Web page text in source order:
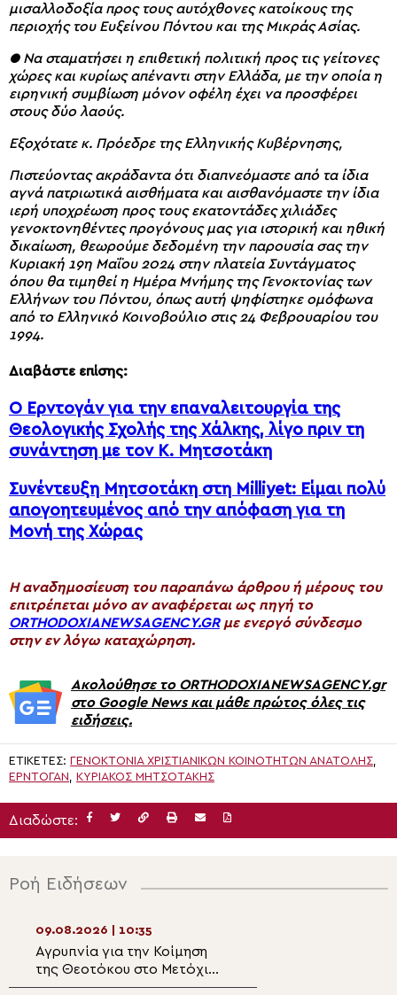
μισαλλοδοξία προς τους αυτόχθονες κατοίκους της
περιοχής του Ευξείνου Πόντου και της Μικράς Ασίας.
● Να σταματήσει η επιθετική πολιτική προς τις γείτονες
χώρες και κυρίως απέναντι στην Ελλάδα, με την οποία η
ειρηνική συμβίωση μόνον οφέλη έχει να προσφέρει
στους δύο λαούς.
Εξοχότατε κ. Πρόεδρε της Ελληνικής Κυβέρνησης,
Πιστεύοντας ακράδαντα ότι διαπνεόμαστε από τα ίδια
αγνά πατριωτικά αισθήματα και αισθανόμαστε την ίδια
ιερή υποχρέωση προς τους εκατοντάδες χιλιάδες
γενοκτονηθέντες προγόνους μας για ιστορική και ηθική
δικαίωση, θεωρούμε δεδομένη την παρουσία σας την
Κυριακή 19η Μαΐου 2024 στην πλατεία Συντάγματος
όπου θα τιμηθεί η Ημέρα Μνήμης της Γενοκτονίας των
Ελλήνων του Πόντου, όπως αυτή ψηφίστηκε ομόφωνα
από το Ελληνικό Κοινοβούλιο στις 24 Φεβρουαρίου του
1994.
Διαβάστε επίσης:
Ο Ερντογάν για την επαναλειτουργία της
Θεολογικής Σχολής της Χάλκης, λίγο πριν τη
συνάντηση με τον Κ. Μητσοτάκη
Συνέντευξη Μητσοτάκη στη Milliyet: Είμαι πολύ
απογοητευμένος από την απόφαση για τη
Μονή της Χώρας
H αναδημοσίευση του παραπάνω άρθρου ή μέρους του
επιτρέπεται μόνο αν αναφέρεται ως πηγή το
ORTHODOXIANEWSAGENCY.GRμε ενεργό σύνδεσμο
στην εν λόγω καταχώρηση.
Ακολούθησε το ORTHODOXIANEWSAGENCY.gr
στο Google News και μάθε πρώτος όλες τις
ειδήσεις.
ΕΤΙΚΈΤΕΣ: ΓΕΝΟΚΤΟΝΊΑ ΧΡΙΣΤΙΑΝΙΚΏΝ ΚΟΙΝΟΤΉΤΩΝ ΑΝΑΤΟΛΉΣ,
ΕΡΝΤΟΓΑΝ, ΚΥΡΙΆΚΟΣ ΜΗΤΣΟΤΆΚΗΣ
Διαδώστε:
Ροή Ειδήσεων
09.08.2026 | 10:35
Αγρυπνία για την Κοίμηση
της Θεοτόκου στο Μετόχι
της Σίμωνος Πέτρας στο